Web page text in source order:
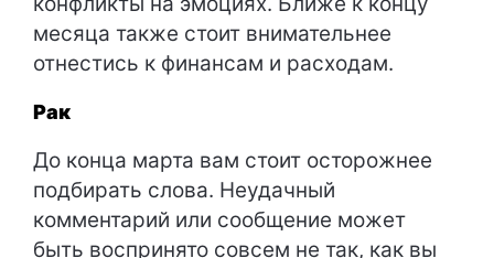
месяца также стоит внимательнее
отнестись к финансам и расходам.
Рак
До конца марта вам стоит осторожнее
подбирать слова. Неудачный
комментарий или сообщение может
быть воспринято совсем не так, как вы